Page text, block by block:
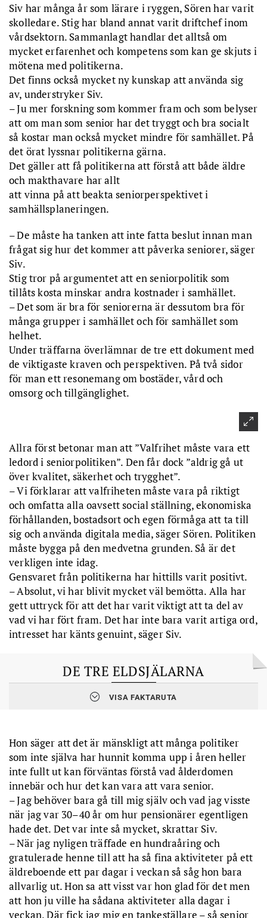
Siv har många år som lärare i ryggen, Sören har varit
skolledare. Stig har bland annat varit driftchef inom
vårdsektorn. Sammanlagt handlar det alltså om
mycket erfarenhet och kompetens som kan ge skjuts i
mötena med politikerna.
Det finns också mycket ny kunskap att använda sig
av, understryker Siv.
– Ju mer forskning som kommer fram och som belyser
att om man som senior har det tryggt och bra socialt
så kostar man också mycket mindre för samhället. På
det örat lyssnar politikerna gärna.
Det gäller att få politikerna att förstå att både äldre
och makthavare har allt
att vinna på att beakta seniorperspektivet i
samhällsplaneringen.
– De måste ha tanken att inte fatta beslut innan man
frågat sig hur det kommer att påverka seniorer, säger
Siv.
Stig tror på argumentet att en seniorpolitik som
tillåts kosta minskar andra kostnader i samhället.
– Det som är bra för seniorerna är dessutom bra för
många grupper i samhället och för samhället som
helhet.
Under träffarna överlämnar de tre ett dokument med
de viktigaste kraven och perspektiven. På två sidor
för man ett resonemang om bostäder, vård och
omsorg och tillgänglighet.
Allra först betonar man att ”Valfrihet måste vara ett
ledord i seniorpolitiken”. Den får dock ”aldrig gå ut
över kvalitet, säkerhet och trygghet”.
– Vi förklarar att valfriheten måste vara på riktigt
och omfatta alla oavsett social ställning, ekonomiska
förhållanden, bostadsort och egen förmåga att ta till
sig och använda digitala media, säger Sören. Politiken
måste bygga på den medvetna grunden. Så är det
verkligen inte idag.
Gensvaret från politikerna har hittills varit positivt.
– Absolut, vi har blivit mycket väl bemötta. Alla har
gett uttryck för att det har varit viktigt att ta del av
vad vi har fört fram. Det har inte bara varit artiga ord,
intresset har känts genuint, säger Siv.
DE TRE ELDSJÄLARNA
SPF:are sedan pensioneringen för 15 år sedan. Har
Kumlabygden bakom sig. Ledamot i distriktsstyrelsen.
Sören Karlsson Arevång:Gick med i SPF Seniorerna Kamraterna
2022. Efter ett halvår invald i föreningsstyrelsen. Ledamot i
VISA FAKTARUTA
Hon säger att det är mänskligt att många politiker
som inte själva har hunnit komma upp i åren heller
inte fullt ut kan förväntas förstå vad ålderdomen
innebär och hur det kan vara att vara senior.
– Jag behöver bara gå till mig själv och vad jag visste
när jag var 30–40 år om hur pensionärer egentligen
hade det. Det var inte så mycket, skrattar Siv.
– När jag nyligen träffade en hundraåring och
gratulerade henne till att ha så fina aktiviteter på ett
äldreboende ett par dagar i veckan så såg hon bara
allvarlig ut. Hon sa att visst var hon glad för det men
att hon ju ville ha sådana aktiviteter alla dagar i
veckan. Där fick jag mig en tankeställare – så senior